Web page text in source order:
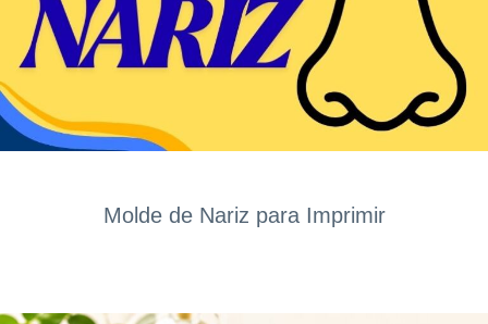
Molde de Nariz para Imprimir